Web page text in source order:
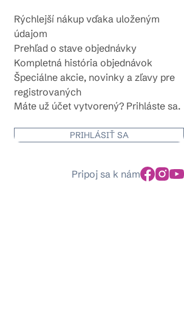
Rýchlejší nákup vďaka uloženým
údajom
Prehľad o stave objednávky
Kompletná história objednávok
Špeciálne akcie, novinky a zľavy pre
registrovaných
Máte už účet vytvorený? Prihláste sa.
PRIHLÁSIŤ SA
Pripoj sa k nám